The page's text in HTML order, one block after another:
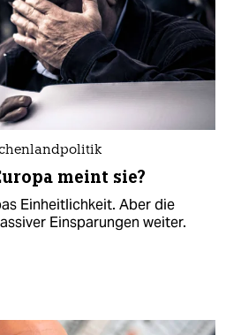
meint sie?
Einheitlichkeit. Aber die
Einsparungen weiter.